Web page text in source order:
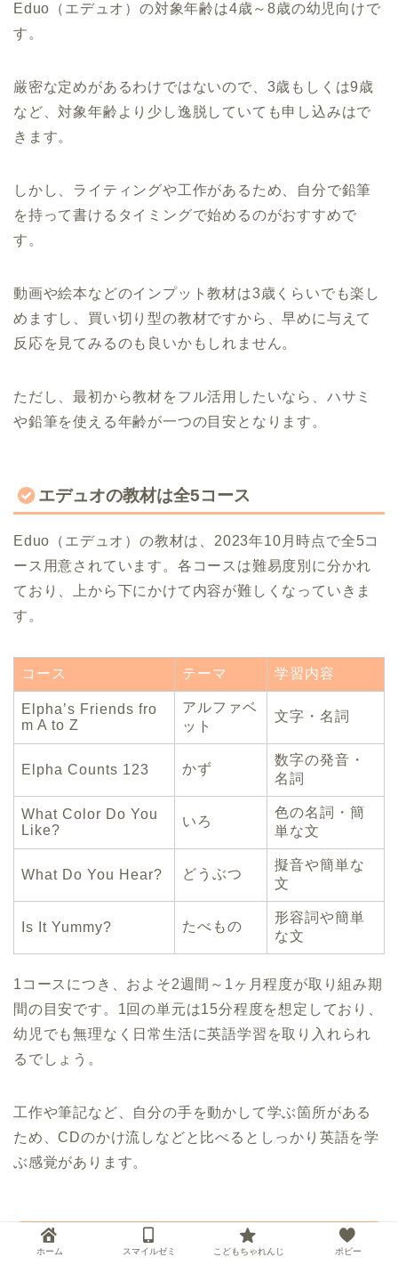
Eduo（エデュオ）の対象年齢は4歳～8歳の幼児向けで
す。
厳密な定めがあるわけではないので、3歳もしくは9歳
など、対象年齢より少し逸脱していても申し込みはで
きます。
しかし、ライティングや工作があるため、自分で鉛筆
を持って書けるタイミングで始めるのがおすすめで
す。
動画や絵本などのインプット教材は3歳くらいでも楽し
めますし、買い切り型の教材ですから、早めに与えて
反応を見てみるのも良いかもしれません。
ただし、最初から教材をフル活用したいなら、ハサミ
や鉛筆を使える年齢が一つの目安となります。
エデュオの教材は全5コース
Eduo（エデュオ）の教材は、2023年10月時点で全5コ
ース用意されています。各コースは難易度別に分かれ
ており、上から下にかけて内容が難しくなっていきま
す。
コース テーマ 学習内容
Elpha’s Friends fro
m A to Z
アルファベ
ット
文字・名詞
Elpha Counts 123 かず
数字の発音・
名詞
What Color Do You
Like?
いろ
色の名詞・簡
単な文
What Do You Hear? どうぶつ
擬音や簡単な
文
Is It Yummy? たべもの
形容詞や簡単
な文
1コースにつき、およそ2週間～1ヶ月程度が取り組み期
間の目安です。1回の単元は15分程度を想定しており、
幼児でも無理なく日常生活に英語学習を取り入れられ
るでしょう。
工作や筆記など、自分の手を動かして学ぶ箇所がある
ため、CDのかけ流しなどと比べるとしっかり英語を学
ぶ感覚があります。
ホーム スマイルゼミ こどもちゃれんじ ポピー